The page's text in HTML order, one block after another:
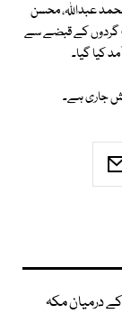
عبداللہ، محسن
گردوں کے قبضے سے
کیا گیا۔
جاری ہے۔
درمیان مکہ